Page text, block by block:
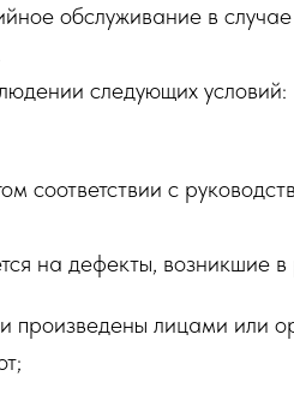
обслуживание в
следующих условий:
соответствии с
на дефекты, возникшие в
произведены лицами или